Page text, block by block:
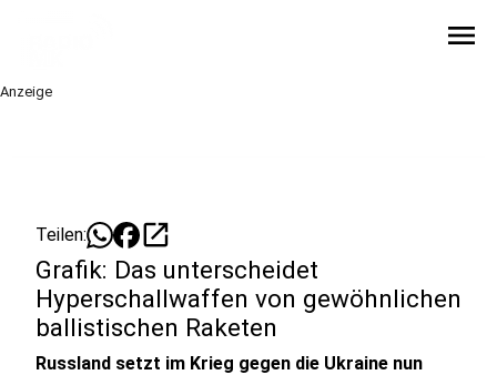
menu
Anzeige
Teilen: open_in_new
Grafik: Das unterscheidet
Hyperschallwaffen von gewöhnlichen
ballistischen Raketen
Russland setzt im Krieg gegen die Ukraine nun